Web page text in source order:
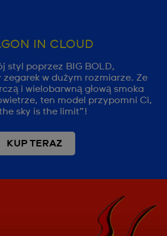
IN CLOUD
styl poprzez BIG BOLD,
zegarek w dużym rozmiarze. Ze
i wielobarwną głową smoka
ten model przypomni Ci,
sky is the limit”!
KUP TERAZ